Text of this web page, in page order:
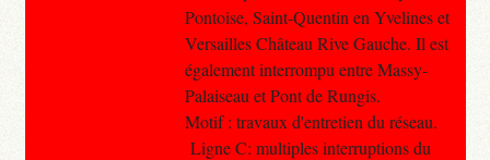
Pontoise, Saint-Quentin en Yvelines et
Versailles Château Rive Gauche. Il est
également interrompu entre Massy-
Palaiseau et Pont de Rungis.
Motif : travaux d'entretien du réseau.
Ligne C: multiples interruptions du